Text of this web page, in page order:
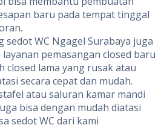
baru pada tempat tinggal
sedot WC Ngagel Surabaya juga
pemasangan closed baru
closed lama yang rusak atau
secara cepat dan mudah.
atau saluran kamar mandi
bisa dengan mudah diatasi
sedot WC dari kami